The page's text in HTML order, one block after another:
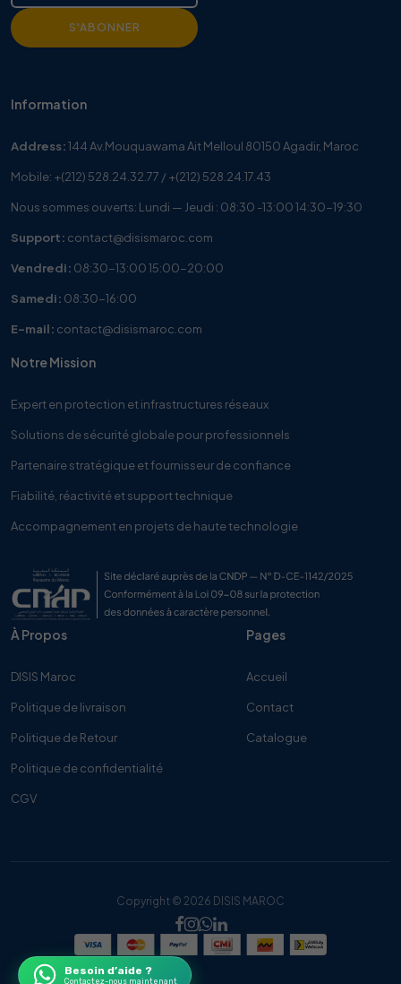
S'ABONNER
Information
Address:144 Av.Mouquawama Ait Melloul 80150 Agadir, Maroc
Mobile: +(212) 528.24.32.77 / +(212) 528.24.17.43
Nous sommes ouverts: Lundi — Jeudi : 08:30 -13:00 14:30-19:30
Support: contact@disismaroc.com
Vendredi: 08:30-13:00 15:00-20:00
Samedi: 08:30-16:00
E-mail: contact@disismaroc.com
Notre Mission
Expert en protection et infrastructures réseaux
Solutions de sécurité globale pour professionnels
Partenaire stratégique et fournisseur de confiance
Fiabilité, réactivité et support technique
Accompagnement en projets de haute technologie
À Propos
DISIS Maroc
Politique de livraison
Politique de Retour
Politique de confidentialité
CGV
Pages
Accueil
Contact
Catalogue
Copyright © 2026 DISIS MAROC
Besoin d’aide ?
Contactez-nous maintenant